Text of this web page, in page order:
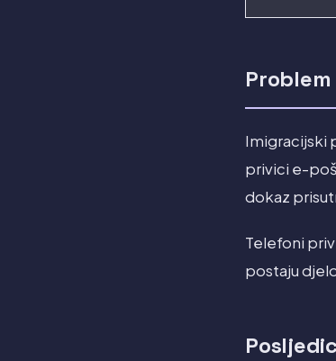
Problem
Imigracijski
privici e-
dokaz
Telefoni
postaju